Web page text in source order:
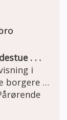
. . .
i
borgere .
og